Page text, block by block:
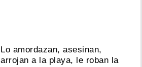
Lo amordazan, asesinan,
arrojan a la playa, le roban la